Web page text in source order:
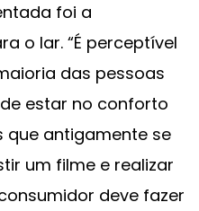
foi a
o lar. “É perceptível
das pessoas
estar no conforto
que antigamente se
um filme e realizar
deve fazer